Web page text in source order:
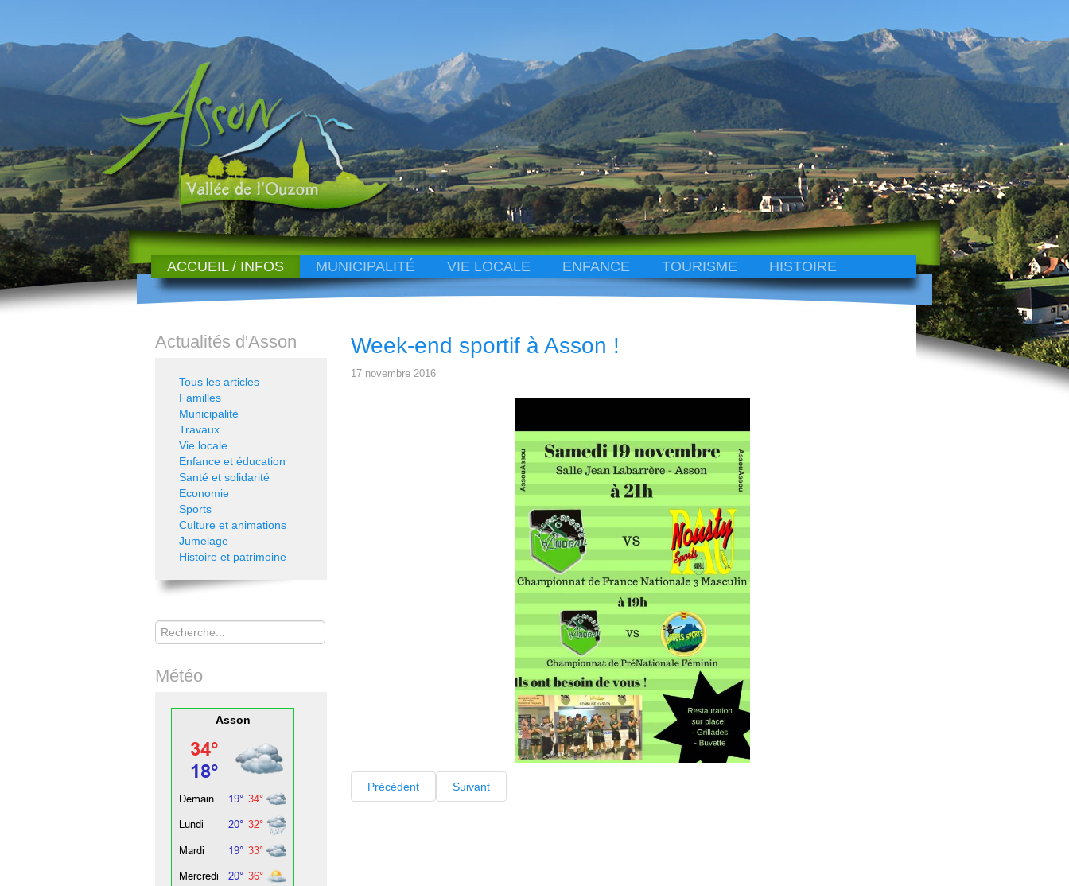
ACCUEIL / INFOS MUNICIPALITÉ VIE LOCALE ENFANCE TOURISME HISTOIRE
Week-end sportif à Asson !
17 novembre 2016
Précédent Suivant
Actualités d'Asson
Tous les articles
Familles
Municipalité
Travaux
Vie locale
Enfance et éducation
Santé et solidarité
Economie
Sports
Culture et animations
Jumelage
Histoire et patrimoine
Rechercher
Météo
Asson